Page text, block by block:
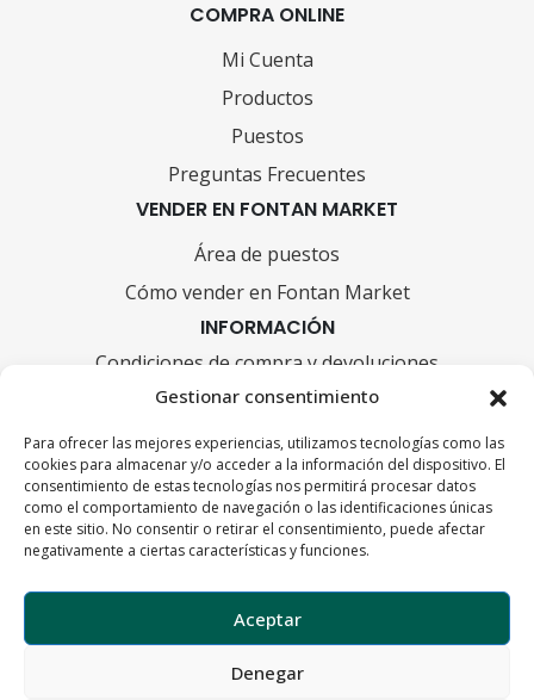
Gestionar consentimiento
Para ofrecer las mejores experiencias, utilizamos tecnologías como las
cookies para almacenar y/o acceder a la información del dispositivo. El
consentimiento de estas tecnologías nos permitirá procesar datos
como el comportamiento de navegación o las identificaciones únicas
en este sitio. No consentir o retirar el consentimiento, puede afectar
negativamente a ciertas características y funciones.
Aceptar
Denegar
COMPRA ONLINE
Mi Cuenta
Productos
Puestos
Preguntas Frecuentes
VENDER EN FONTAN MARKET
Área de puestos
Cómo vender en Fontan Market
INFORMACIÓN
Condiciones de compra y devoluciones